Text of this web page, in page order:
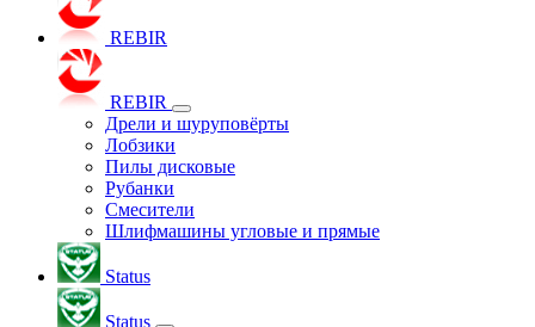
REBIR
REBIR
Дрели и шуруповёрты
Лобзики
Пилы дисковые
Рубанки
Смесители
Шлифмашины угловые и прямые
Status
Status